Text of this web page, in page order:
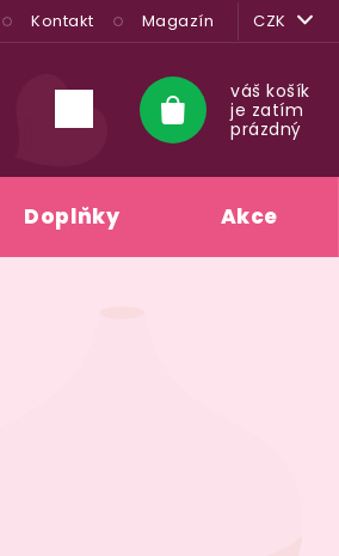
Kontakt Magazín CZK
Nákupní
košík
váš košík
je zatím
prázdný
Doplňky Akce